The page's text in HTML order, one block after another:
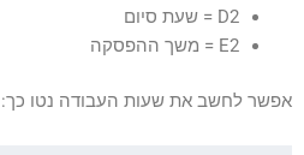
D2 = שעת סיום
E2 = משך ההפסקה
אפשר לחשב את שעות העבודה נטו כך: